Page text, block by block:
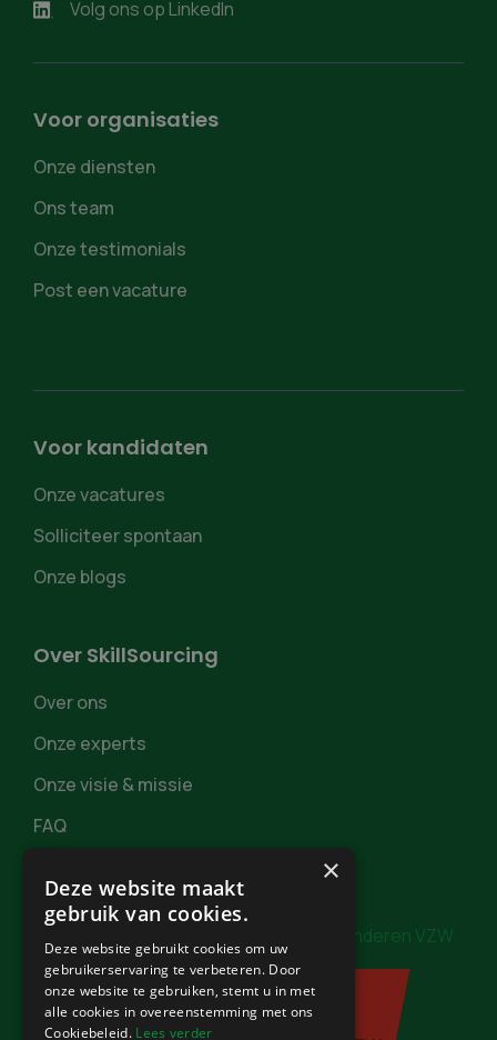
Volg ons op LinkedIn
Voor organisaties
Onze diensten
Ons team
Onze testimonials
Post een vacature
Voor kandidaten
Onze vacatures
Solliciteer spontaan
Onze blogs
Over SkillSourcing
Over ons
Onze experts
Onze visie & missie
FAQ
Burgerzaken Vlaanderen VZW
×
Deze website maakt
gebruik van cookies.
Deze website gebruikt cookies om uw
gebruikerservaring te verbeteren. Door
onze website te gebruiken, stemt u in met
alle cookies in overeenstemming met ons
Cookiebeleid. Lees verder